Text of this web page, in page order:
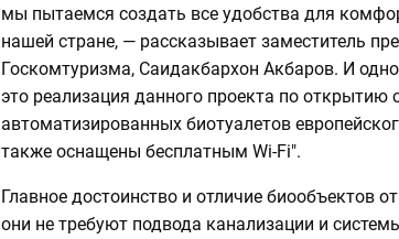
мы пытаемся создать все удобства для
нашей стране, — рассказывает заместитель
Госкомтуризма, Саидакбархон Акбаров. И
это реализация данного проекта по открытию
автоматизированных биотуалетов
также оснащены бесплатным Wi-Fi".
Главное достоинство и отличие биообъектов
они не требуют подвода канализации и